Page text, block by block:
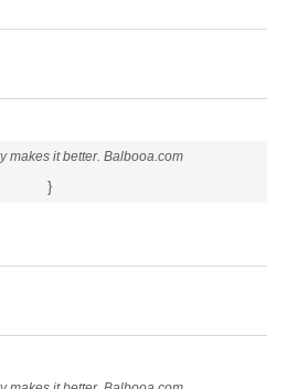
makes it better. Balbooa.com
}